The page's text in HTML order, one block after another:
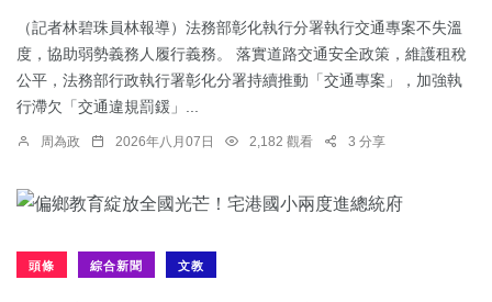
（記者林碧珠員林報導）法務部彰化執行分署執行交通專案不失溫
度，協助弱勢義務人履行義務。 落實道路交通安全政策，維護租稅
公平，法務部行政執行署彰化分署持續推動「交通專案」，加強執
行滯欠「交通違規罰鍰」...
周為政 2026年八月07日 2,182 觀看 3 分享
頭條 綜合新聞 文教